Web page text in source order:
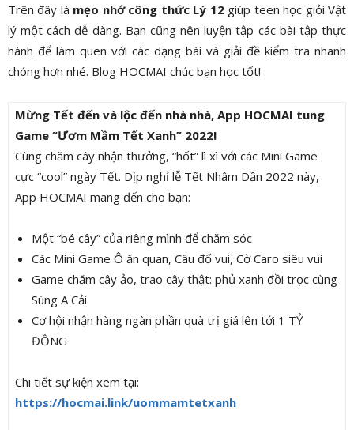
Trên đây là mẹo nhớ công thức Lý 12giúp teen học giỏi Vật
lý một cách dễ dàng. Bạn cũng nên luyện tập các bài tập thực
hành để làm quen với các dạng bài và giải đề kiểm tra nhanh
chóng hơn nhé. Blog HOCMAI chúc bạn học tốt!
Mừng Tết đến và lộc đến nhà nhà, App HOCMAI tung
Game “Ươm Mầm Tết Xanh” 2022!
Cùng chăm cây nhận thưởng, “hốt” lì xì với các Mini Game
cực “cool” ngày Tết. Dịp nghỉ lễ Tết Nhâm Dần 2022 này,
App HOCMAI mang đến cho bạn:
Một “bé cây” của riêng mình để chăm sóc
Các Mini Game Ô ăn quan, Câu đố vui, Cờ Caro siêu vui
Game chăm cây ảo, trao cây thật: phủ xanh đồi trọc cùng
Sùng A Cải
Cơ hội nhận hàng ngàn phần quà trị giá lên tới 1 TỶ
ĐỒNG
Chi tiết sự kiện xem tại:
https://hocmai.link/uommamtetxanh